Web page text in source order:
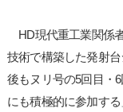
HD現代重工業関係
技術で構築した発射
後もヌリ号の5回目・
にも積極的に参加する